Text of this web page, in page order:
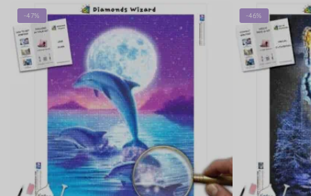
-47% -46%